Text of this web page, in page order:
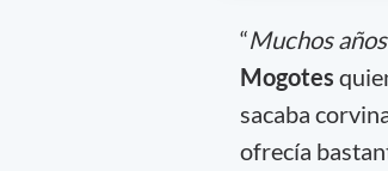
“Muchos
Mogotes
sacaba
ofrecía